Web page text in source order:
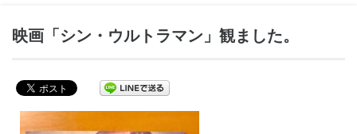
映画「シン・ウルトラマン」観ました。